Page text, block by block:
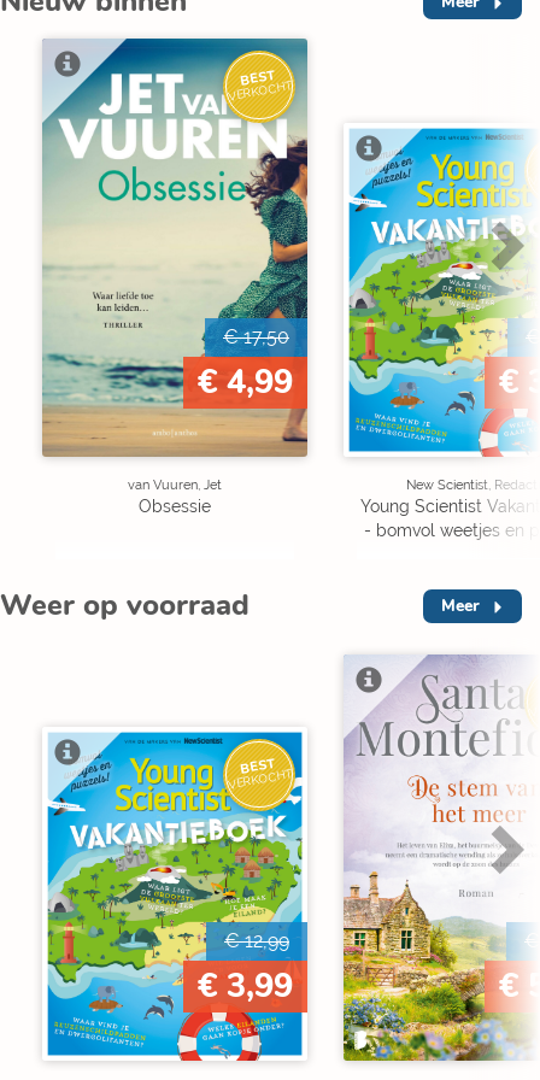
BEST
VERKOCHT
€ 17,50
€ 4,99
van Vuuren, Jet
Obsessie
€
New Scientist,
Young Scientist
- bomvol weetjes en
Weer op voorraad Meer
BEST
VERKOCHT
€ 12,99
€ 3,99
€
€